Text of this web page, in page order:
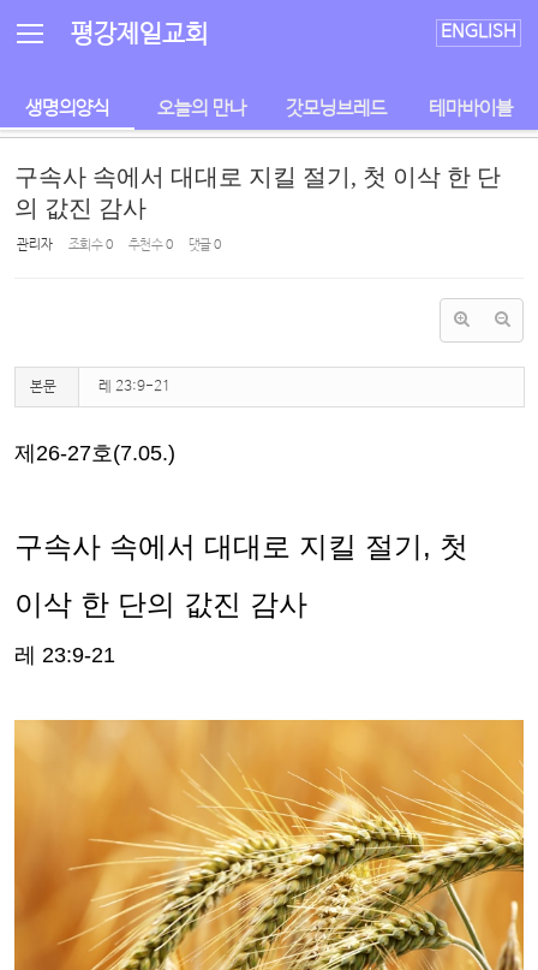
평강제일교회 ENGLISH
생명의양식 오늘의 만나 갓모닝브레드 테마바이블
구속사 속에서 대대로 지킬 절기, 첫 이삭 한 단
의 값진 감사
관리자 조회 수0 추천 수0 댓글0
본문 레 23:9-21
제 26-27호(7.05.)
구속사 속에서 대대로 지킬 절기 , 첫
이삭 한 단의 값진 감사
레 23:9-21